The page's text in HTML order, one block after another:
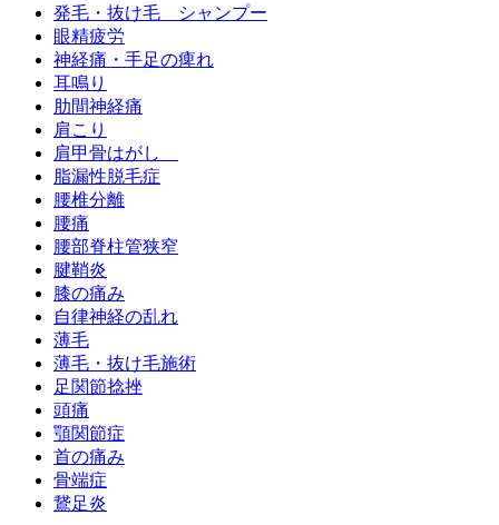
発毛・抜け毛 シャンプー
眼精疲労
神経痛・手足の痺れ
耳鳴り
肋間神経痛
肩こり
肩甲骨はがし
脂漏性脱毛症
腰椎分離
腰痛
腰部脊柱管狭窄
腱鞘炎
膝の痛み
自律神経の乱れ
薄毛
薄毛・抜け毛施術
足関節捻挫
頭痛
顎関節症
首の痛み
骨端症
鵞足炎